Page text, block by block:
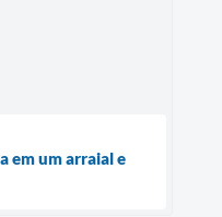
em um arraial e